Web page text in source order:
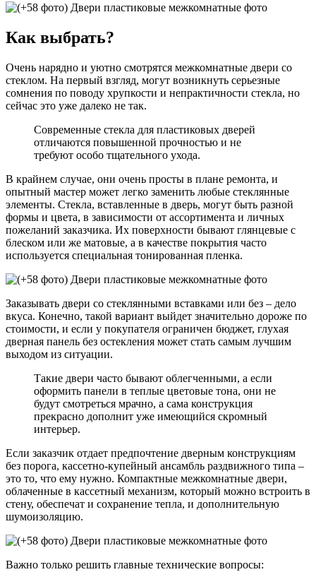
Как выбрать?
Очень нарядно и уютно смотрятся межкомнатные двери со
стеклом. На первый взгляд, могут возникнуть серьезные
сомнения по поводу хрупкости и непрактичности стекла, но
сейчас это уже далеко не так.
Современные стекла для пластиковых дверей
отличаются повышенной прочностью и не
требуют особо тщательного ухода.
В крайнем случае, они очень просты в плане ремонта, и
опытный мастер может легко заменить любые стеклянные
элементы. Стекла, вставленные в дверь, могут быть разной
формы и цвета, в зависимости от ассортимента и личных
пожеланий заказчика. Их поверхности бывают глянцевые с
блеском или же матовые, а в качестве покрытия часто
используется специальная тонированная пленка.
Заказывать двери со стеклянными вставками или без – дело
вкуса. Конечно, такой вариант выйдет значительно дороже по
стоимости, и если у покупателя ограничен бюджет, глухая
дверная панель без остекления может стать самым лучшим
выходом из ситуации.
Такие двери часто бывают облегченными, а если
оформить панели в теплые цветовые тона, они не
будут смотреться мрачно, а сама конструкция
прекрасно дополнит уже имеющийся скромный
интерьер.
Если заказчик отдает предпочтение дверным конструкциям
без порога, кассетно-купейный ансамбль раздвижного типа –
это то, что ему нужно. Компактные межкомнатные двери,
облаченные в кассетный механизм, который можно встроить в
стену, обеспечат и сохранение тепла, и дополнительную
шумоизоляцию.
Важно только решить главные технические вопросы: